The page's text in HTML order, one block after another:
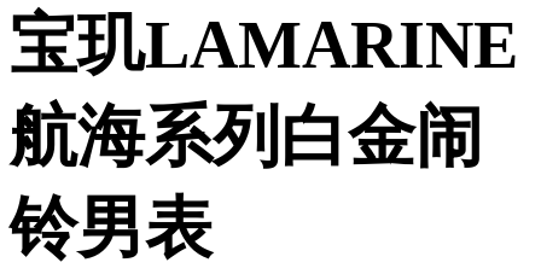
宝玑LAMARINE
航海系列白金闹
铃男表